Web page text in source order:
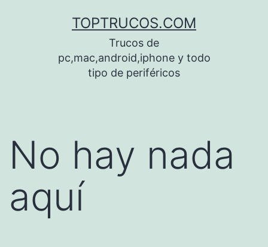
TOPTRUCOS.COM
Trucos de
pc,mac,android,iphone y todo
tipo de periféricos
No hay nada
aquí